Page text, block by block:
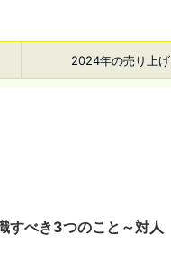
2024年の売り上げ
すべき3つのこと～対人